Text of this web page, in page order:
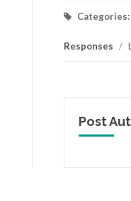
Categories:
Responses /
Post